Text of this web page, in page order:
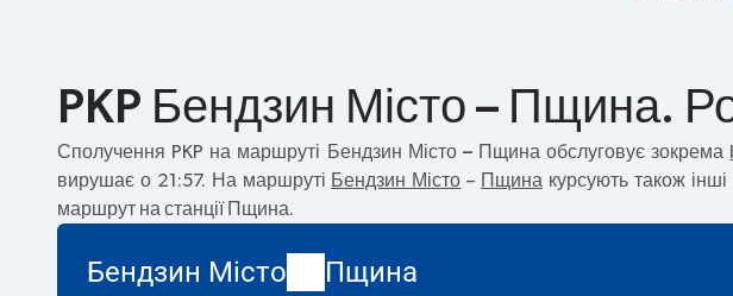
PKP Бендзин Місто – Пщина.
Сполучення PKP на маршруті Бендзин Місто – Пщина обслуговує зокрема
вирушає о 21:57. На маршруті Бендзин Місто – Пщина курсують також інші
маршрут на станції Пщина.
Бендзин Місто Пщина